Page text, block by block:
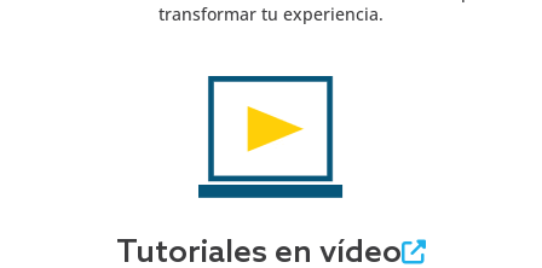
transformar tu experiencia.
Tutoriales en vídeo